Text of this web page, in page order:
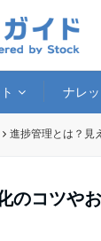
ナレ
進捗管理とは？見
のコツや